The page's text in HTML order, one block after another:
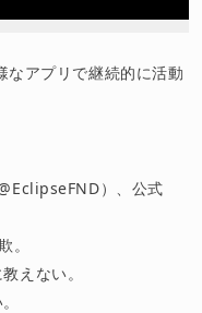
アプリで継続的に活動
）、公式
。
えない。